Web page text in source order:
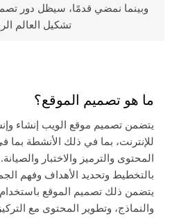
وبينما نمضي قدمًا، سيظل دور
تشكيل العالم
ما هو تصميم الموقع؟
يتضمن تصميم موقع الويب إنشاء
للإنترنت، بما في ذلك الأنشطة بما
المحتوى والترميز والاختبار والصيانة.
بالتخطيط وتحديد الأهداف وفهم
يتضمن ذلك تصميم الموقع باستخدام
والنماذج، وتطوير المحتوى مع